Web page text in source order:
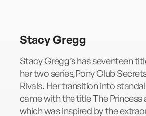
Stacy Gregg
Stacy Gregg’s has seventeen
her two series,Pony Club
Rivals. Her transition into
came with the title The Princess
which was inspired by the